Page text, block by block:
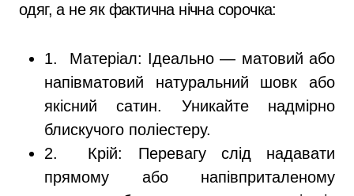
одяг, а не як фактична нічна сорочка:
1. Матеріал: Ідеально — матовий або
напівматовий натуральний шовк або
якісний сатин. Уникайте надмірно
блискучого поліестеру.
2. Крій: Перевагу слід надавати
прямому або напівприталеному